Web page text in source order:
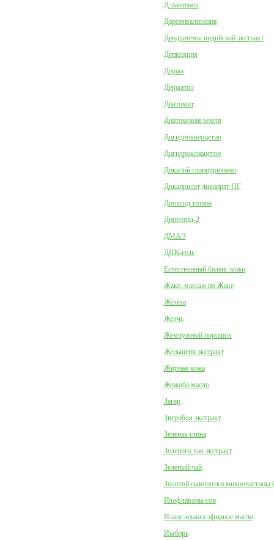
Д-пантенол
Дарсонвализация
Дендратемы индийской экстракт
Депиляция
Дерма
Дерматол
Диатомит
Диатомовая земля
Дигидрокверцетин
Дигидроксиацетон
Дикалий глицирризинат
Дикаприлат дикапрат ПГ
Диоксид титана
Дипептид-2
ДМАЭ
ДНК-гель
Естественный баланс кожи
Жаке, массаж по Жаке
Железа
Желчь
Жемчужный порошок
Женьшеня экстракт
Жирная кожа
Жожоба масло
Загар
Зверобоя экстракт
Зеленая глина
Зеленого чая экстракт
Зеленый чай
Золотой сыворотки микрочастицы
Изофлавоны сои
Иланг-иланга эфирное масло
Имбирь